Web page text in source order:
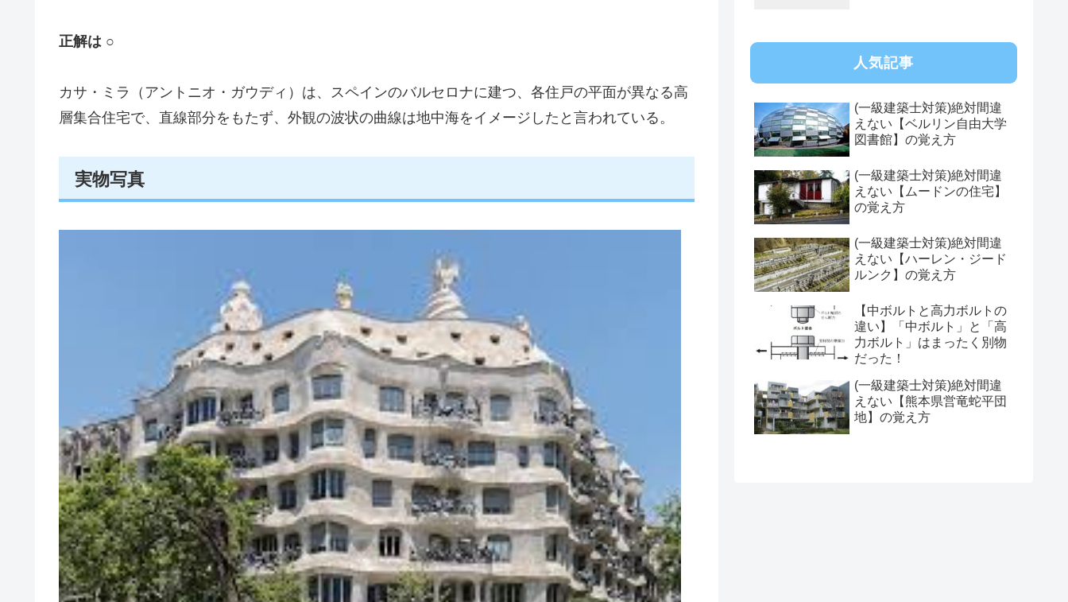
正解は ○
カサ・ミラ（アントニオ・ガウディ）は、スペインのバルセロナに建つ、各住戸の平面が異なる高
層集合住宅で、直線部分をもたず、外観の波状の曲線は地中海をイメージしたと言われている。
実物写真
人気記事
(一級建築士対策)絶対間違
えない【ベルリン自由大学
図書館】の覚え方
(一級建築士対策)絶対間違
えない【ムードンの住宅】
の覚え方
(一級建築士対策)絶対間違
えない【ハーレン・ジード
ルンク】の覚え方
【中ボルトと高力ボルトの
違い】「中ボルト」と「高
力ボルト」はまったく別物
だった！
(一級建築士対策)絶対間違
えない【熊本県営竜蛇平団
地】の覚え方